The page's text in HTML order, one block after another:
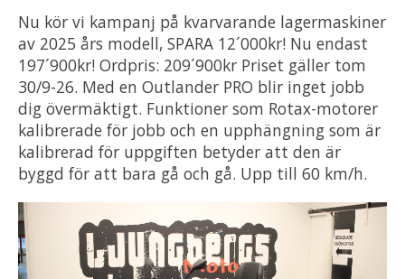
Nu kör vi kampanj på kvarvarande lagermaskiner
av 2025 års modell, SPARA 12´000kr! Nu endast
197´900kr! Ordpris: 209´900kr Priset gäller tom
30/9-26. Med en Outlander PRO blir inget jobb
dig övermäktigt. Funktioner som Rotax-motorer
kalibrerade för jobb och en upphängning som är
kalibrerad för uppgiften betyder att den är
byggd för att bara gå och gå. Upp till 60 km/h.